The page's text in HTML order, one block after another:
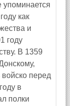
как
и
году
В 1359
перед
в
полки